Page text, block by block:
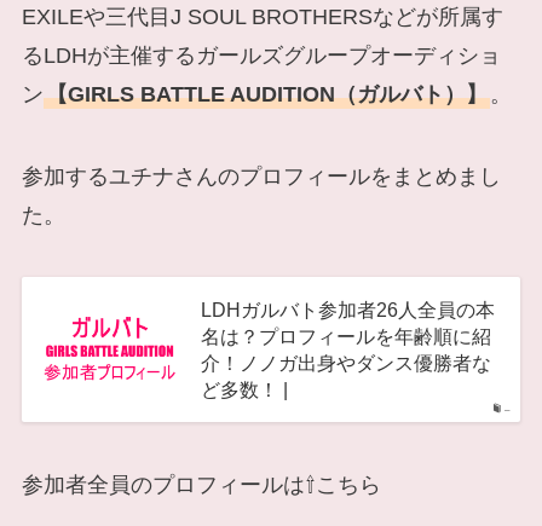
EXILEや三代目J SOUL BROTHERSなどが所属す
るLDHが主催するガールズグループオーディショ
ン【GIRLS BATTLE AUDITION（ガルバト）】。
参加するユチナさんのプロフィールをまとめまし
た。
–
LDHガルバト参加者26人全員の本
名は？プロフィールを年齢順に紹
介！ノノガ出身やダンス優勝者な
ど多数！ |
参加者全員のプロフィールは⇧こちら